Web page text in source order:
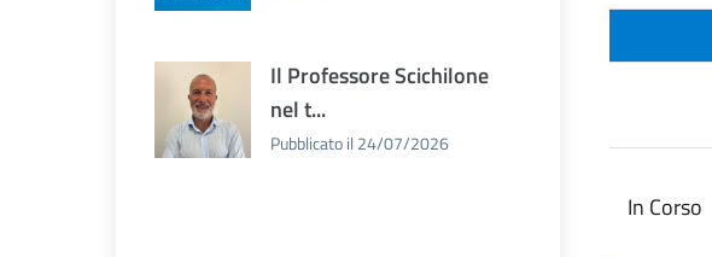
Il Professore Scichilone
nel t...
Pubblicato il 24/07/2026
In Corso